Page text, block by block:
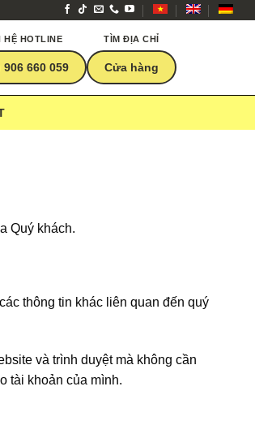
HỆ HOTLINE
906 660 059
TÌM ĐỊA CHỈ
Cửa hàng
Quý khách.
thông tin khác liên quan đến quý
và trình duyệt mà không cần
tài khoản của mình.